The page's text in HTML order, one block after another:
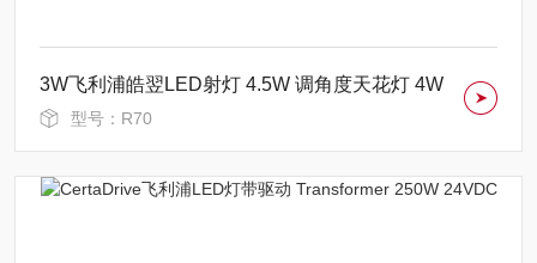
3W飞利浦皓翌LED射灯 4.5W 调角度天花灯 4W
型号：R70